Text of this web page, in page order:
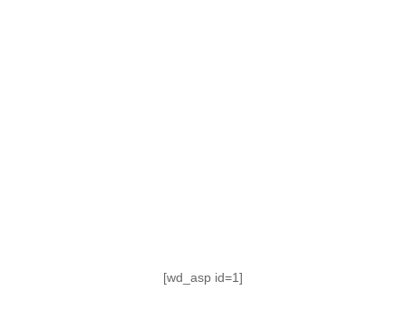
[wd_asp id=1]